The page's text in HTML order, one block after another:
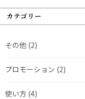
カテゴリー
その他 (2)
プロモーション (2)
使い方 (4)